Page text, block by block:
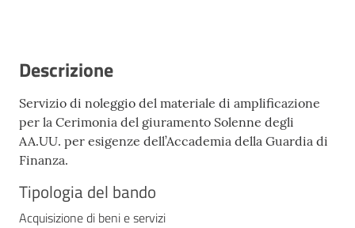
Descrizione
Servizio di noleggio del materiale di amplificazione
per la Cerimonia del giuramento Solenne degli
AA.UU. per esigenze dell’Accademia della Guardia di
Finanza.
Tipologia del bando
Acquisizione di beni e servizi